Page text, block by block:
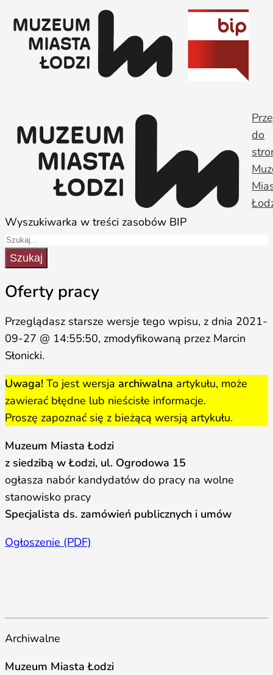
do
treści
do
Wyszukiwarka w treści zasobów BIP
Szukaj
Oferty pracy
Przeglądasz starsze wersje tego wpisu, z dnia 2021-
09-27 @ 14:55:50, zmodyfikowaną przez Marcin
Słonicki.
Uwaga! To jest wersja archiwalna artykułu, może
zawierać błędne lub nieścisłe informacje.
Proszę zapoznać się z bieżącą wersją artykułu.
Muzeum Miasta Łodzi
z siedzibą w Łodzi, ul. Ogrodowa 15
ogłasza nabór kandydatów do pracy na wolne
stanowisko pracy
Specjalista ds. zamówień publicznych i umów
Ogłoszenie (PDF)
Archiwalne
Muzeum Miasta Łodzi